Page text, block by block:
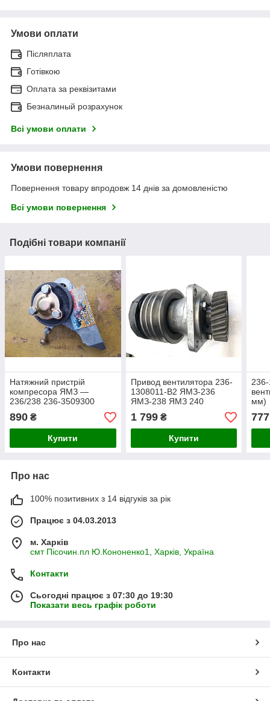
Умови оплати
Післяплата
Готівкою
Оплата за реквізитами
Безналиный розрахунок
Всі умови оплати
Умови повернення
Повернення товару впродовж 14 днів за домовленістю
Всі умови повернення
Подібні товари компанії
Натяжний пристрій
компресора ЯМЗ —
236/238 236-3509300
890 ₴
Купити
Привод вентилятора 236-
1308011-В2 ЯМЗ-236
ЯМЗ-238 ЯМЗ 240
1 799₴
Купити
мм)
777
Про нас
100% позитивних з 14 відгуків за рік
Працює з 04.03.2013
м. Харків
смт Пісочин.пл Ю.Кононенко1, Харків, Україна
Контакти
Сьогодні працює з 07:30 до 19:30
Показати весь графік роботи
Про нас
Контакти